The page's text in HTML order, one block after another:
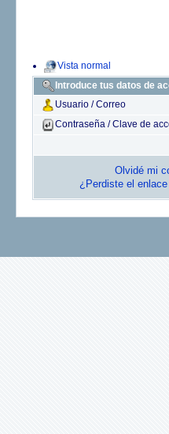
Vista normal
Introduce tus datos de
Usuario / Correo
Contraseña / Clave de
Olvidé mi
¿Perdiste el